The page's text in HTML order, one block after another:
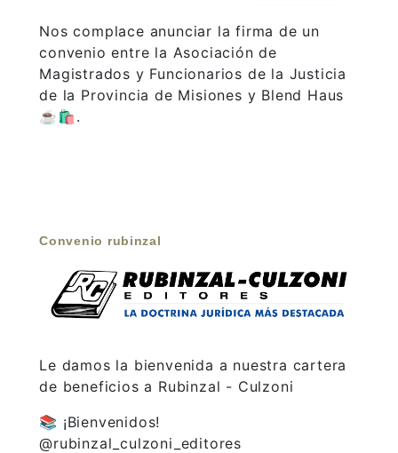
Nos complace anunciar la firma de un
convenio entre la Asociación de
Magistrados y Funcionarios de la Justicia
de la Provincia de Misiones y Blend Haus
☕🛍️.
Convenio rubinzal
Le damos la bienvenida a nuestra cartera
de beneficios a Rubinzal - Culzoni
📚 ¡Bienvenidos!
@rubinzal_culzoni_editores